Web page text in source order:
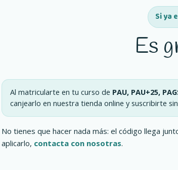
Si ya
Es
Al matricularte en tu curso de PAU, PAU+25,
canjearlo en nuestra tienda online y suscribirte
No tienes que hacer nada más: el código llega
aplicarlo, contacta con nosotras.